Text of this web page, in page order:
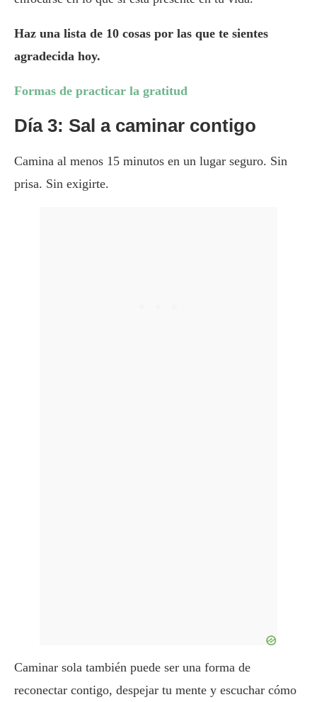
Haz una lista de 10 cosas por las que te sientes
agradecida hoy.
Formas de practicar la gratitud
Día 3: Sal a caminar contigo
Camina al menos 15 minutos en un lugar seguro. Sin
prisa. Sin exigirte.
Caminar sola también puede ser una forma de
reconectar contigo, despejar tu mente y escuchar cómo